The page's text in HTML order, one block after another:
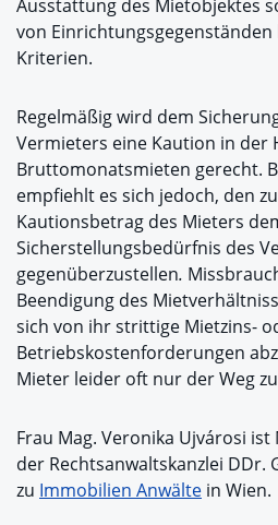
Ausstattung des Mietobjektes
von
Kriterien.
Regelmäßig wird dem
Vermieters eine Kaution in der
Bruttomonatsmieten gerecht.
empfiehlt es sich jedoch, den
Kautionsbetrag des Mieters
Sicherstellungsbedürfnis des
gegenüberzustellen.
Beendigung des
sich von ihr strittige Mietzins-
Betriebskostenforderungen
Mieter leider oft nur der Weg
Frau Mag. Veronika Ujvárosi
der Rechtsanwaltskanzlei DDr.
zu Immobilien Anwälte in Wien.